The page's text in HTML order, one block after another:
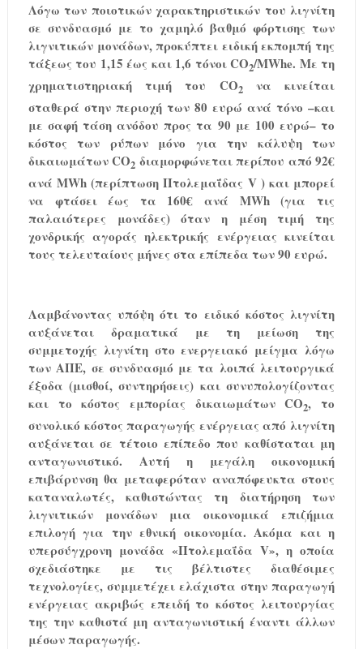
Λόγω των ποιοτικών χαρακτηριστικών του λιγνίτη
σε συνδυασμό με το χαμηλό βαθμό φόρτισης των
λιγνιτικών μονάδων, προκύπτει ειδική εκπομπή της
τάξεως του 1,15 έως και 1,6 τόνοι CO2/MWhe. Με τη
χρηματιστηριακή τιμή του CO2να κινείται
σταθερά στην περιοχή των 80 ευρώ ανά τόνο –και
με σαφή τάση ανόδου προς τα 90 με 100 ευρώ– το
κόστος των ρύπων μόνο για την κάλυψη των
δικαιωμάτων CO2 διαμορφώνεται περίπου από 92€
ανά MWh (περίπτωση Πτολεμαΐδας V ) και μπορεί
να φτάσει έως τα 160€ ανά MWh (για τις
παλαιότερες μονάδες) όταν η μέση τιμή της
χονδρικής αγοράς ηλεκτρικής ενέργειας κινείται
τους τελευταίους μήνες στα επίπεδα των 90 ευρώ.
Λαμβάνοντας υπόψη ότι το ειδικό κόστος λιγνίτη
αυξάνεται δραματικά με τη μείωση της
συμμετοχής λιγνίτη στο ενεργειακό μείγμα λόγω
των ΑΠΕ, σε συνδυασμό με τα λοιπά λειτουργικά
έξοδα (μισθοί, συντηρήσεις) και συνυπολογίζοντας
και το κόστος εμπορίας δικαιωμάτων CO2, το
συνολικό κόστος παραγωγής ενέργειας από λιγνίτη
αυξάνεται σε τέτοιο επίπεδο που καθίσταται μη
ανταγωνιστικό. Αυτή η μεγάλη οικονομική
επιβάρυνση θα μεταφερόταν αναπόφευκτα στους
καταναλωτές, καθιστώντας τη διατήρηση των
λιγνιτικών μονάδων μια οικονομικά επιζήμια
επιλογή για την εθνική οικονομία. Ακόμα και η
υπερσύγχρονη μονάδα «Πτολεμαΐδα V», η οποία
σχεδιάστηκε με τις βέλτιστες διαθέσιμες
τεχνολογίες, συμμετέχει ελάχιστα στην παραγωγή
ενέργειας ακριβώς επειδή το κόστος λειτουργίας
της την καθιστά μη ανταγωνιστική έναντι άλλων
μέσων παραγωγής.